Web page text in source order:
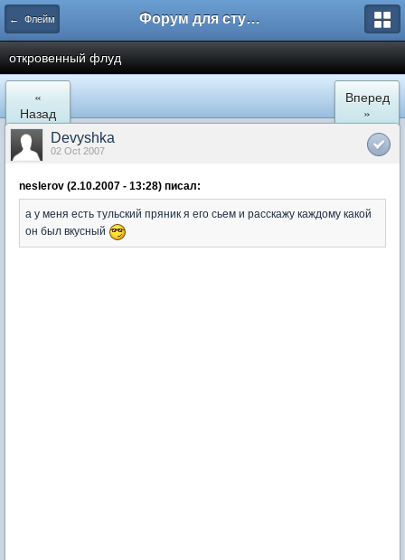
← Флейм Форум для студента СГА
откровенный флуд
«
Назад
Вперед
»
Devyshka
02 Oct 2007
neslerov (2.10.2007 - 13:28) писал:
а у меня есть тульский пряник я его сьем и расскажу каждому какой
он был вкусный